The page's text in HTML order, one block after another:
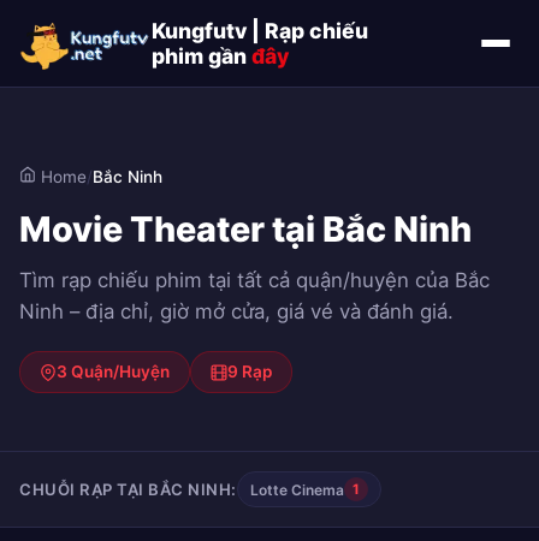
Kungfutv | Rạp chiếu
phim gầnđây
Home/Bắc Ninh
Movie Theater tại Bắc Ninh
Tìm rạp chiếu phim tại tất cả quận/huyện của Bắc
Ninh – địa chỉ, giờ mở cửa, giá vé và đánh giá.
3 Quận/Huyện 9 Rạp
CHUỖI RẠP TẠI BẮC NINH: Lotte Cinema 1